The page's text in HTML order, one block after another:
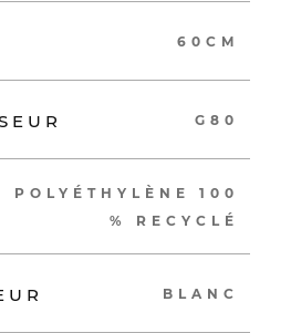
60CM
G80
POLYÉTHYLÈNE 100
% RECYCLÉ
BLANC